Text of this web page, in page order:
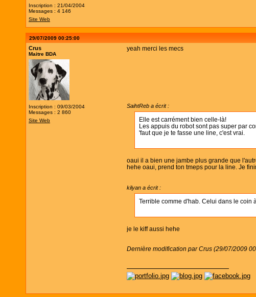
Inscription : 21/04/2004
Messages : 4 146
Site Web
29/07/2009 00:25:00
Crus
Maitre BDA
Inscription : 09/03/2004
Messages : 2 860
Site Web
yeah merci les mecs
SaihtReb a écrit :
Elle est carrément bien celle-là!
Les appuis du robot sont pas super par
'faut que je te fasse une line, c'est vrai.
oaui il a bien une jambe plus grande que
hehe oaui, prend ton tmeps pour la line. Je
kilyan a écrit :
Terrible comme d'hab. Celui dans le coin
je le kiff aussi hehe
Dernière modification par Crus (29/07/2009